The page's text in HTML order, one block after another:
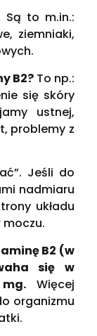
Są to m.in.:
ziemniaki,
B2?To np.:
się skóry
ustnej,
problemy z
Jeśli do
nadmiaru
układu
B2 (w
się w
Więcej
organizmu